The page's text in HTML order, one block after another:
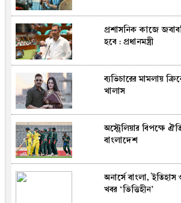
প্রশাসনিক কাজে
হবে : প্রধানমন্ত্রী
ব্যভিচারের মামলায়
খালাস
অস্ট্রেলিয়ার বিপক্ষে
বাংলাদেশ
অনার্সে বাংলা,
খবর ‘ভিত্তিহীন’